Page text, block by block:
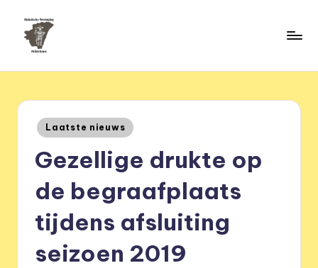
Geplaatst
in
Laatste nieuws
Gezellige drukte op
de begraafplaats
tijdens afsluiting
seizoen 2019